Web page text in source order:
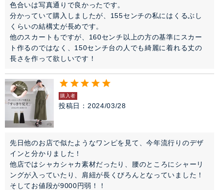
色合いは写真通りで良かったです。
分かっていて購入しましたが、155センチの私にはくるぶし
くらいの結構丈が長めです。
他のスカートもですが、160センチ以上の方の基準にスカー
ト作るのではなく、150センチ台の人でも綺麗に着れる丈の
長さを作って欲しいです！
購入者
投稿日 2024/03/28
先日他のお店で似たようなワンピを見て、今年流行りのデザ
インと分かりました！
他店ではシャカシャカ素材だったり、腰のところにシャーリ
ングが入っていたり、肩紐が長くびろんとなっていました！
そしてお値段が9000円弱！！